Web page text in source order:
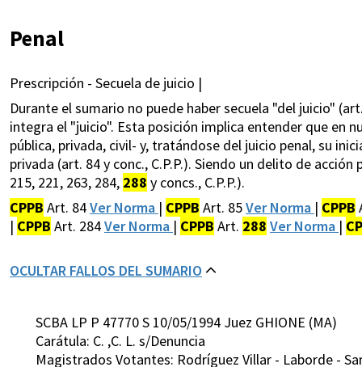
Penal
Prescripción - Secuela de juicio |
Durante el sumario no puede haber secuela "del juicio"
integra el "juicio". Esta posición implica entender que en
pública, privada, civil- y, tratándose del juicio penal, su
privada (art. 84 y conc., C.P.P.). Siendo un delito de
215, 221, 263, 284, 288 y concs., C.P.P.).
CPPB Art. 84Ver Norma | CPPB Art. 85Ver Norma | CPPB
| CPPB Art. 284Ver Norma | CPPB Art. 288 Ver Norma |
OCULTAR FALLOS DEL SUMARIO
SCBA LP P 47770 S 10/05/1994 Juez GHIONE (MA)
Carátula: C. ,C. L. s/Denuncia
Magistrados Votantes: Rodríguez Villar - Laborde -